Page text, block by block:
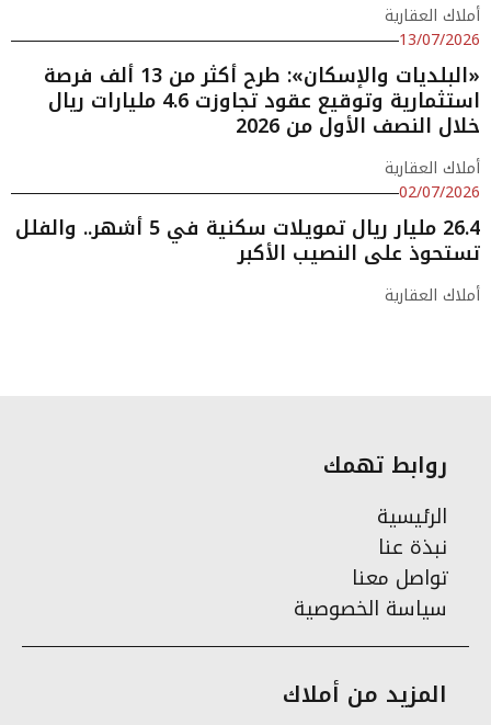
أملاك العقارية
13/07/2026
«البلديات والإسكان»: طرح أكثر من 13 ألف فرصة
استثمارية وتوقيع عقود تجاوزت 4.6 مليارات ريال
خلال النصف الأول من 2026
أملاك العقارية
02/07/2026
26.4 مليار ريال تمويلات سكنية في 5 أشهر.. والفلل
تستحوذ على النصيب الأكبر
أملاك العقارية
روابط تهمك
الرئيسية
نبذة عنا
تواصل معنا
سياسة الخصوصية
المزيد من أملاك